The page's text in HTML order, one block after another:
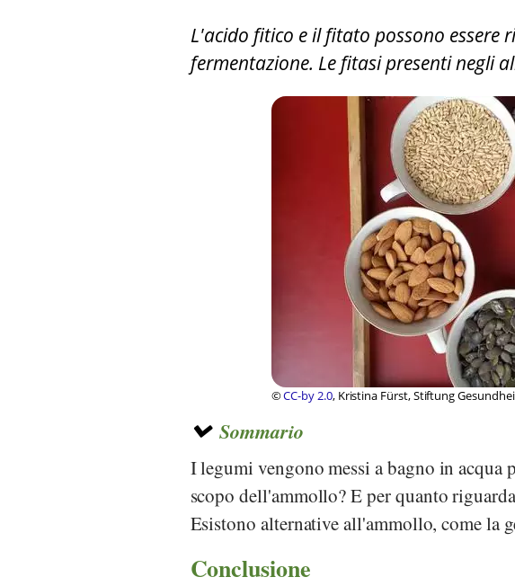
L'acido fitico e il fitato possono
fermentazione. Le fitasi presenti negli
©CC-by 2.0, Kristina Fürst, Stiftung
Sommario
I legumi vengono messi a bagno in acqua
scopo dell'ammollo? E per quanto
Esistono alternative all'ammollo, come la
Conclusione